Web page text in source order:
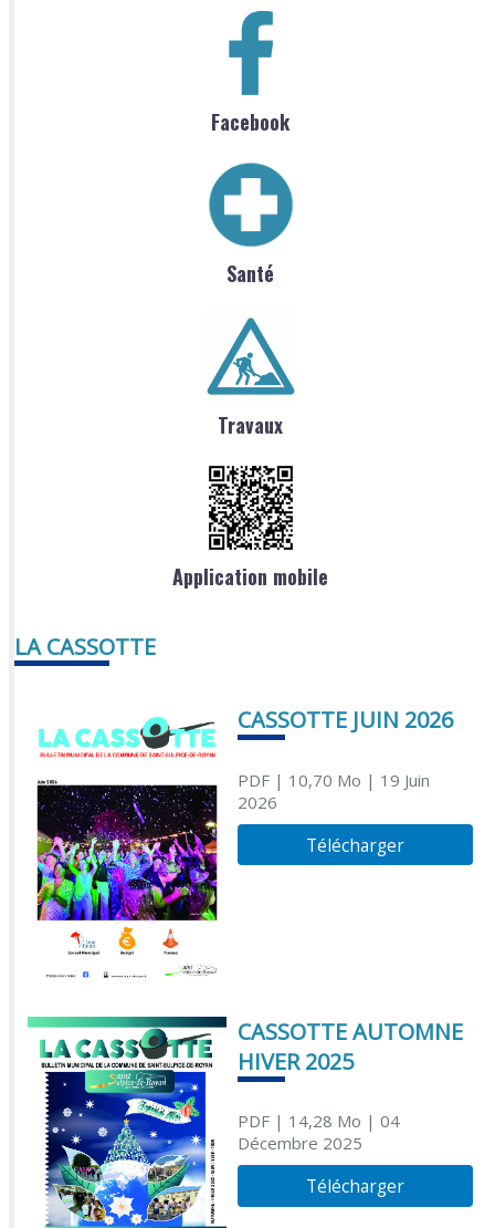
Facebook
Santé
Travaux
Application mobile
LA CASSOTTE
CASSOTTE JUIN 2026
PDF| 10,70 Mo | 19 Juin
2026
Télécharger
CASSOTTE AUTOMNE
HIVER 2025
PDF| 14,28 Mo | 04
Décembre 2025
Télécharger